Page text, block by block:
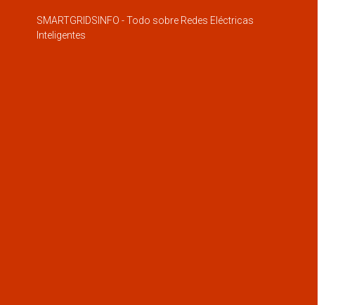
SMARTGRIDSINFO - Todo sobre Redes Eléctricas
Inteligentes